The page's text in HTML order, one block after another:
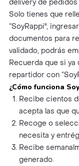
delivery de pedidos
Solo tienes que
“SoyRappi",
documentos para
validado, podrás
Recuerda que si
repartidor con
¿Cómo funciona
Recibe cientos
acepta las que
Recoge o
necesita y
Recibe
generado.